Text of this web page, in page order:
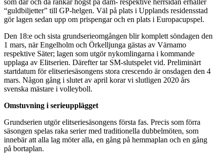
“guldbiljetter” till GP-helgen. Väl på plats i Upplands residensstad
gör lagen sedan upp om prispengar och en plats i Europacupspel.
Den 18:e och sista grundserieomgången blir komplett söndagen den
1 mars, när Engelholm och Örkelljunga gästas av Värnamo
respektive Säter; lagen som utgör nykomlingarna i kommande
upplaga av Elitserien. Därefter tar SM-slutspelet vid. Preliminärt
startdatum för elitseriesäsongens stora crescendo är onsdagen den 4
mars. Någon gång i slutet av april korar vi slutligen 2020 års
svenska mästare i volleyboll.
Omstuvning i serieupplägget
Grundserien utgör elitseriesäsongens första fas. Precis som förra
säsongen spelas raka serier med traditionella dubbelmöten, som
innebär att alla lag möter alla, en gång på hemmaplan och en gång
på bortaplan.